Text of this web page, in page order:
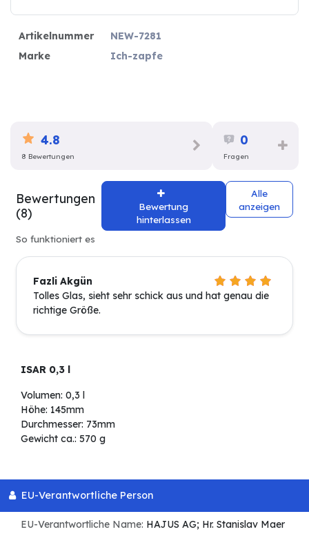
Artikelnummer
NEW-7281
Marke
Ich-zapfe
4.8
8 Bewertungen
0
Fragen
Bewertungen
(8)
Bewertung
hinterlassen
Alle
anzeigen
So funktioniert es
Fazli Akgün
Tolles Glas, sieht sehr schick aus und hat genau die
richtige Größe.
ISAR 0,3 l
Volumen: 0,3 l
Höhe: 145mm
Durchmesser: 73mm
Gewicht ca.: 570 g
EU-Verantwortliche Person
EU-Verantwortliche Name: HAJUS AG; Hr. Stanislav Maer